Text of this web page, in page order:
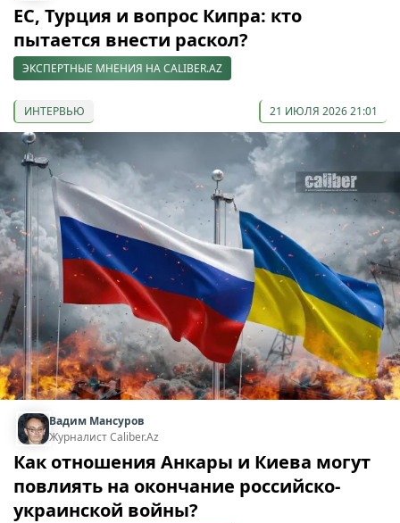
ЕС, Турция и вопрос Кипра: кто
пытается внести раскол?
ЭКСПЕРТНЫЕ МНЕНИЯ НА CALIBER.AZ
ИНТЕРВЬЮ 21 ИЮЛЯ 2026 21:01
Вадим Мансуров
Журналист Caliber.Az
Как отношения Анкары и Киева могут
повлиять на окончание российско-
украинской войны?